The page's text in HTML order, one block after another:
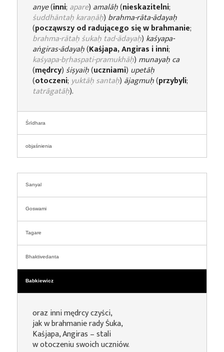
anye(inni; apare) amalāḥ(nieskazitelni;
śuddhāntaḥ karaṇāḥ) brahma-rāta-ādayaḥ
(począwszy od radującego się w brahmanie;
brahma-rātaḥ śukaḥ tad-ādayaḥ) kaśyapa-
aṅgiras-ādayaḥ(Kaśjapa, Angiras i inni;
kaśyapa-bṛhaspati-pramukhāḥ) munayaḥ ca
(mędrcy)śiṣyaiḥ(uczniami) upetāḥ
(otoczeni;yuktāḥ santaḥ) ājagmuḥ(przybyli;
tatrāgatāḥ).
Śrīdhara
objaśnienia
Sanyal
Goswami
Tagare
Bhaktivedanta
Babkiewicz
oraz inni mędrcy czyści,
jak w brahmanie rady Śuka,
Kaśjapa, Angiras – stali
w otoczeniu swoich uczniów.